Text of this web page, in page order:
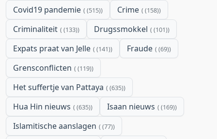
Covid19 pandemie (515) Crime (158)
Criminaliteit (133) Drugssmokkel (101)
Expats praat van Jelle (141) Fraude (69)
Grensconflicten (119)
Het suffertje van Pattaya (635)
Hua Hin nieuws (635) Isaan nieuws (169)
Islamitische aanslagen (77)